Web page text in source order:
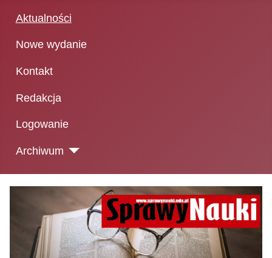
Aktualności
Nowe wydanie
Kontakt
Redakcja
Logowanie
Archiwum